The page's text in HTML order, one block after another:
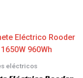
eléctricos